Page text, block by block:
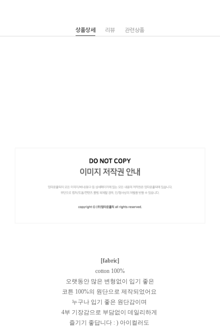
상품상세 리뷰 관련상품
[fabric]
cotton 100%
오랫동안 많은 변형없이 입기 좋은
코튼 100%의 원단으로 제작되었어요
누구나 입기 좋은 원단감이며
4부 기장감으로 부담없이 데일리하게
즐기기 좋답니다 : ) 아이컬러도